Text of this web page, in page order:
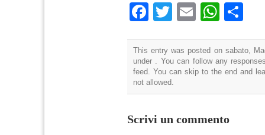
Facebook
TwitterEmail
This entry was posted on sabato,
under . You can follow any
feed. You can skip to the end and
not allowed.
Scrivi un commento